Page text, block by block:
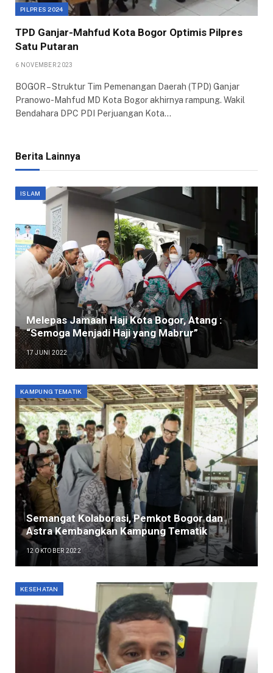
PILPRES 2024
TPD Ganjar-Mahfud Kota Bogor Optimis Pilpres
Satu Putaran
6 NOVEMBER 2023
BOGOR – Struktur Tim Pemenangan Daerah (TPD) Ganjar
Pranowo-Mahfud MD Kota Bogor akhirnya rampung. Wakil
Bendahara DPC PDI Perjuangan Kota…
Berita Lainnya
ISLAM
Melepas Jamaah Haji Kota Bogor, Atang :
“Semoga Menjadi Haji yang Mabrur”
17 JUNI 2022
KAMPUNG TEMATIK
Semangat Kolaborasi, Pemkot Bogor dan
Astra Kembangkan Kampung Tematik
12 OKTOBER 2022
KESEHATAN